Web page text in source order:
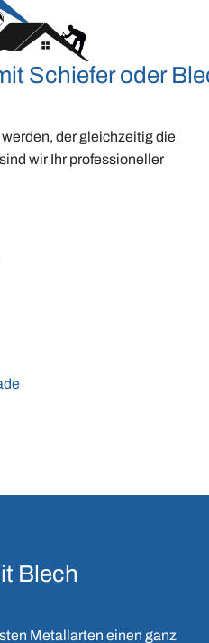
Schiefer oder
der gleichzeitig die
wir Ihr professioneller
Blech
Metallarten einen ganz